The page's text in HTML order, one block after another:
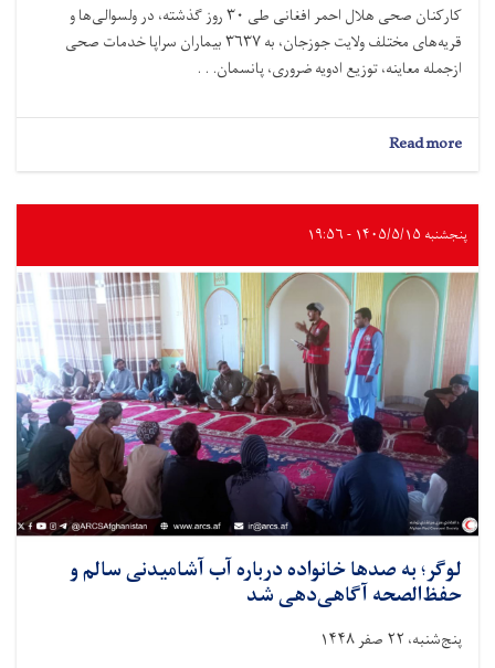
کارکنان صحی هلال احمر افغانی طی ۳۰ روز گذشته، در ولسوالی‌ها و
قریه‌های مختلف ولایت جوزجان، به ۳۶۳۷ بیماران سراپا خدمات صحی
ازجمله معاینه، توزیع ادویه ضروری، پانسمان. . .
Read more
جوزجان؛
یک
ماه
به
مشکلات
صحی
هزاران
بیمار
رسیدگی
شده
است
پنجشنبه ۱۴۰۵/۵/۱۵ - ۱۹:۵۶
لوگر؛ به صدها خانواده درباره آب آشامیدنی سالم و
حفظ‌الصحه آگاهی‌دهی شد
پنج‌شنبه، ۲۲ صفر ۱۴۴۸